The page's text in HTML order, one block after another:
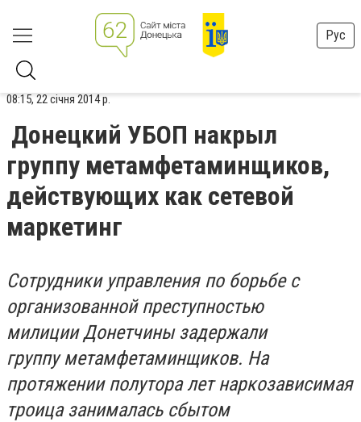
Рус
08:15, 22 січня 2014 р.
Донецкий УБОП накрыл
группу метамфетаминщиков,
действующих как сетевой
маркетинг
Сотрудники управления по борьбе с
организованной преступностью
милиции Донетчины задержали
группу метамфетаминщиков. На
протяжении полутора лет наркозависимая
троица занималась сбытом